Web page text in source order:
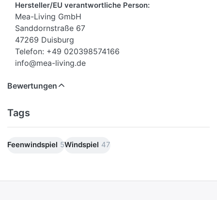
Hersteller/EU verantwortliche Person:
Mea-Living GmbH
Sanddornstraße 67
47269 Duisburg
Telefon: +49 020398574166
info@mea-living.de
Bewertungen
Tags
Feenwindspiel 5Windspiel 47